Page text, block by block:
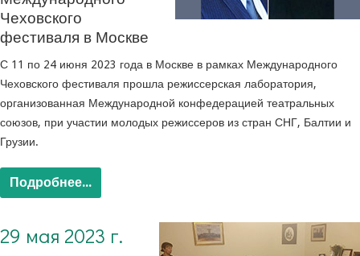
Чеховского
фестиваля в Москве
С 11 по 24 июня 2023 года в Москве в рамках Международного
Чеховского фестиваля прошла режиссерская лаборатория,
организованная Международной конфедерацией театральных
союзов, при участии молодых режиссеров из стран СНГ, Балтии и
Грузии.
Подробнее...
29 мая 2023 г.